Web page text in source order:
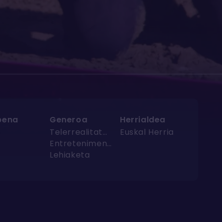
Generoa
Telerrealitatea
Entretenimendua
Lehiaketa
Herrialdea
Euskal Herria